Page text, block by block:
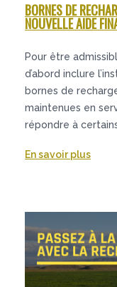
BORNES DE
NOUVELLE AIDE
Pour être
d’abord inclure
bornes de
maintenues en
répondre à
En savoir plus